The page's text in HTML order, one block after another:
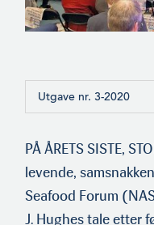
Utgave nr. 3-2020
PÅ ÅRETS SISTE,
levende,
Seafood Forum
J. Hughes tale etter